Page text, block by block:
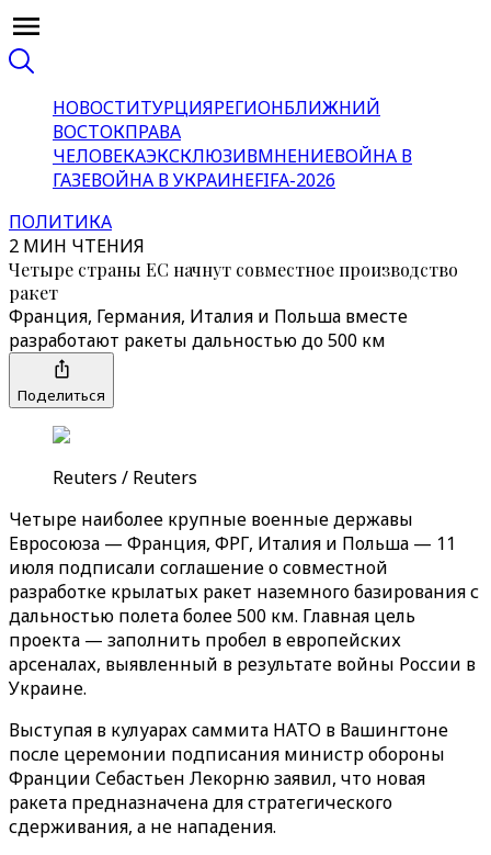
НОВОСТИТУРЦИЯРЕГИОНБЛИЖНИЙ
ВОСТОКПРАВА
ЧЕЛОВЕКАЭКСКЛЮЗИВМНЕНИЕВОЙНА В
ГАЗЕВОЙНА В УКРАИНЕFIFA-2026
ПОЛИТИКА
2 МИН ЧТЕНИЯ
Четыре страны ЕС начнут совместное производство
ракет
Франция, Германия, Италия и Польша вместе
разработают ракеты дальностью до 500 км
Поделиться
Reuters / Reuters
Четыре наиболее крупные военные державы
Евросоюза — Франция, ФРГ, Италия и Польша — 11
июля подписали соглашение о совместной
разработке крылатых ракет наземного базирования с
дальностью полета более 500 км. Главная цель
проекта — заполнить пробел в европейских
арсеналах, выявленный в результате войны России в
Украине.
Выступая в кулуарах саммита НАТО в Вашингтоне
после церемонии подписания министр обороны
Франции Себастьен Лекорню заявил, что новая
ракета предназначена для стратегического
сдерживания, а не нападения.